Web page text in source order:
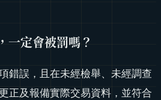
一定會被罰嗎？
錯誤，且在未經檢舉、未經調查
正及報備實際交易資料，並符合